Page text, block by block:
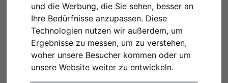
und die Werbung, die Sie sehen, besser an
Ihre Bedürfnisse anzupassen. Diese
Technologien nutzen wir außerdem, um
Ergebnisse zu messen, um zu verstehen,
woher unsere Besucher kommen oder um
unsere Website weiter zu entwickeln.
Zurück